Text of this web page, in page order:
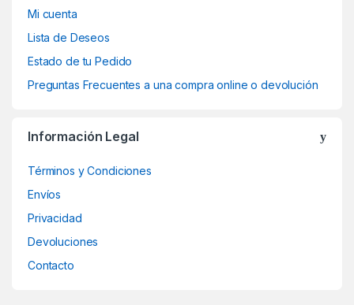
Mi cuenta
Lista de Deseos
Estado de tu Pedido
Preguntas Frecuentes a una compra online o devolución
Información Legal
Términos y Condiciones
Envíos
Privacidad
Devoluciones
Contacto